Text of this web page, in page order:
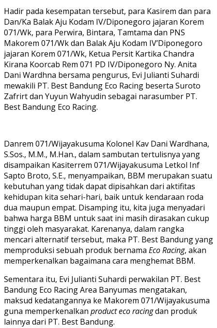
Hadir pada kesempatan tersebut, para Kasirem dan para
Dan/Ka Balak Aju Kodam IV/Diponegoro jajaran Korem
071/Wk, para Perwira, Bintara, Tamtama dan PNS
Makorem 071/Wk dan Balak Aju Kodam IV’Diponegoro
jajaran Korem 071/Wk, Ketua Persit Kartika Chandra
Kirana Koorcab Rem 071 PD IV/Diponegoro Ny. Anita
Dani Wardhna bersama pengurus, Evi Julianti Suhardi
mewakili PT. Best Bandung Eco Racing beserta Suroto
Zafrirt dan Yuyun Wahyudin sebagai narasumber PT.
Best Bandung Eco Racing.
Danrem 071/Wijayakusuma Kolonel Kav Dani Wardhana,
S.Sos., M.M., M.Han., dalam sambutan tertulisnya yang
disampaikan Kasiterrem 071/Wijayakusuma Letkol Inf
Sapto Broto, S.E., menyampaikan, BBM merupakan suatu
kebutuhan yang tidak dapat dipisahkan dari aktifitas
kehidupan kita sehari-hari, baik untuk kendaraan roda
dua maupun empat. Disamping itu, kita juga menyadari
bahwa harga BBM untuk saat ini masih dirasakan cukup
tinggi oleh masyarakat. Karenanya, dalam rangka
mencari alternatif tersebut, maka PT. Best Bandung yang
memproduksi sebuah produk bernama Eco Racing, akan
memperkenalkan bagaimana cara menghemat BBM.
Sementara itu, Evi Julianti Suhardi perwakilan PT. Best
Bandung Eco Racing Area Banyumas mengatakan,
maksud kedatangannya ke Makorem 071/Wijayakusuma
guna memperkenalkan product eco racingdan produk
lainnya dari PT. Best Bandung.